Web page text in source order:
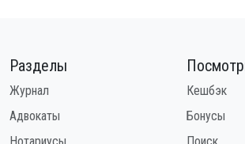
Разделы
Журнал
Адвокаты
Кешбэк
Бонусы